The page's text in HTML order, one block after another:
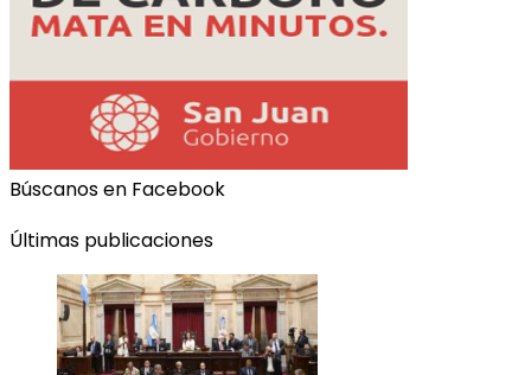
Búscanos en Facebook
Últimas publicaciones